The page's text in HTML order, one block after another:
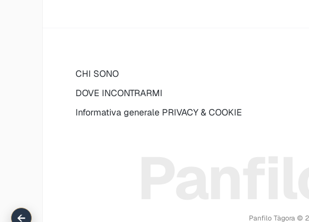
CHI SONO
DOVE INCONTRARMI
Informativa generale PRIVACY & COOKIE
Panfilo Tàgora ©
←